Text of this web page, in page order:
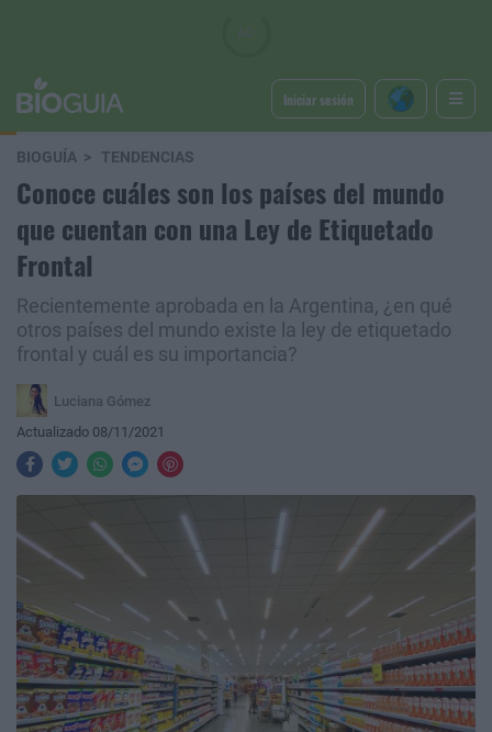
Iniciar sesión
BIOGUÍA TENDENCIAS
Conoce cuáles son los países del mundo
que cuentan con una Ley de Etiquetado
Frontal
Recientemente aprobada en la Argentina, ¿en qué
otros países del mundo existe la ley de etiquetado
frontal y cuál es su importancia?
Luciana Gómez
Actualizado 08/11/2021